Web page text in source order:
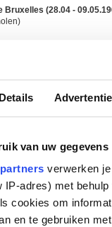
Details
van uw gegevens
verwerken
IP-adres) met behulp
cookies om
en te gebruiken
Bruxelles (28.04 -